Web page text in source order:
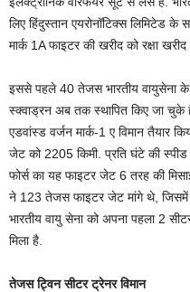
लिए हिंदुस्तान एयरोनॉटिक्स लिमिटेड
मार्क 1A फाइटर की खरीद को रक्षा
इससे पहले 40 तेजस भारतीय वायुसेना
स्क्वाड्रन अब तक स्थापित किए जा चुके
एडवांस्ड वर्जन मार्क-1 ए विमान तैयार
जेट को 2205 किमी. प्रति घंटे की
फोर्स का यह फाइटर जेट 6 तरह की
ने 123 तेजस फाइटर जेट मांगे थे, जिसमें
भारतीय वायु सेना को अपना पहला 2
मिला है.
तेजस ट्विन सीटर ट्रेनर विमान